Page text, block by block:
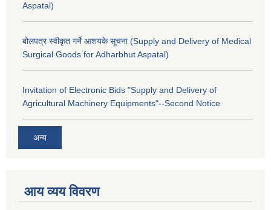
Aspatal)
बोलपत्र स्वीकृत गर्ने आशयके सूचना (Supply and Delivery of Medical
Surgical Goods for Adharbhut Aspatal)
Invitation of Electronic Bids "Supply and Delivery of
Agricultural Machinery Equipments"--Second Notice
अन्य
आय व्यय विवरण